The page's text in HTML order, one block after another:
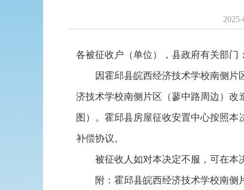
各被征收户（单位），县政府有关部门：
因霍邱县皖西经济技术学校南侧
济技术学校南侧片区（蓼中路周边）
图）。霍邱县房屋征收安置中心按照
补偿协议。
被征收人如对本决定不服，可在本
附：霍邱县皖西经济技术学校南侧